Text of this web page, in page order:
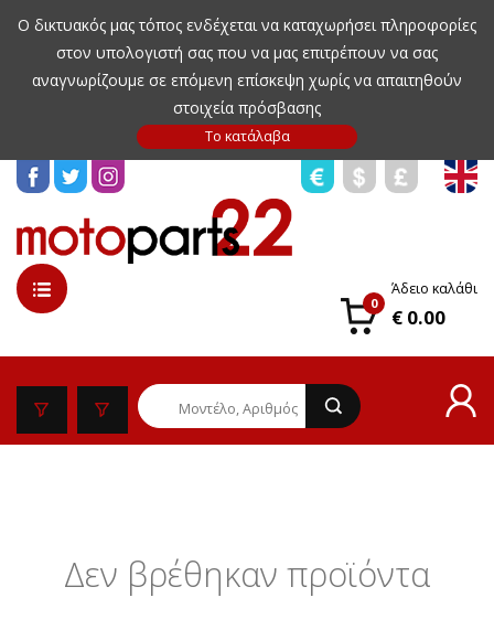
Ο δικτυακός μας τόπος ενδέχεται να καταχωρήσει πληροφορίες
στον υπολογιστή σας που να μας επιτρέπουν να σας
αναγνωρίζουμε σε επόμενη επίσκεψη χωρίς να απαιτηθούν
στοιχεία πρόσβασης
0
Άδειο καλάθι
€ 0.00
Δεν βρέθηκαν προϊόντα